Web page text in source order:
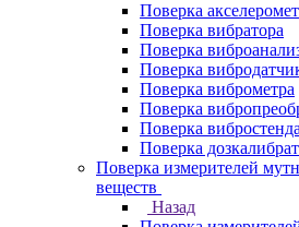
Поверка
Поверка вибратора
Поверка
Поверка
Поверка виброметра
Поверка
Поверка вибростенда
Поверка
Поверка измерителей
веществ
Назад